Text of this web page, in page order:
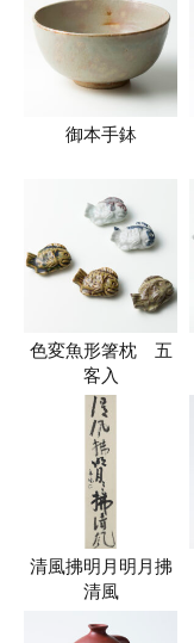
御本手鉢
色変魚形箸枕 五
客入
清風拂明月明月拂
清風